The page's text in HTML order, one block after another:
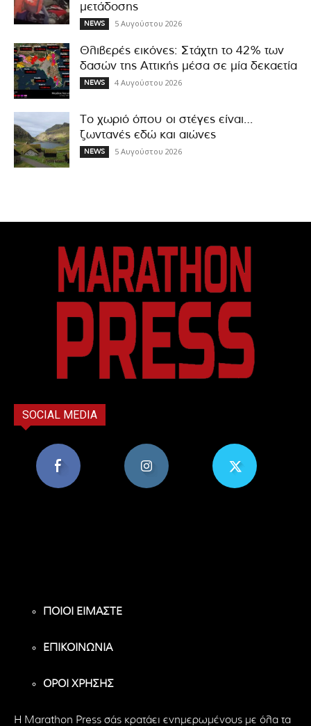
μετάδοσης
NEWS 5 Αυγούστου 2026
Θλιβερές εικόνες: Στάχτη το 42% των
δασών της Αττικής μέσα σε μία δεκαετία
NEWS 4 Αυγούστου 2026
Το χωριό όπου οι στέγες είναι…
ζωντανές εδώ και αιώνες
NEWS 5 Αυγούστου 2026
SOCIAL MEDIA
ΠΟΙΟΙ ΕΙΜΑΣΤΕ
ΕΠΙΚΟΙΝΩΝΙΑ
ΟΡΟΙ ΧΡΗΣΗΣ
H Marathon Press σάς κρατάει ενημερωμένους με όλα τα